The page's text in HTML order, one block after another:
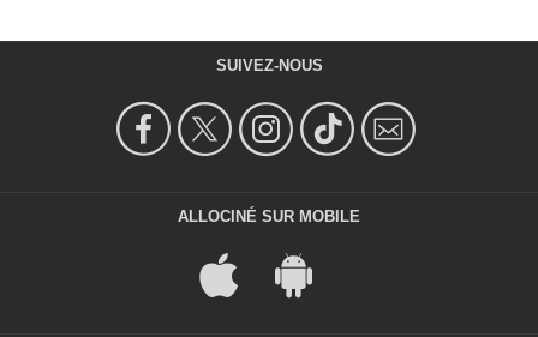
SUIVEZ-NOUS
ALLOCINÉ SUR MOBILE